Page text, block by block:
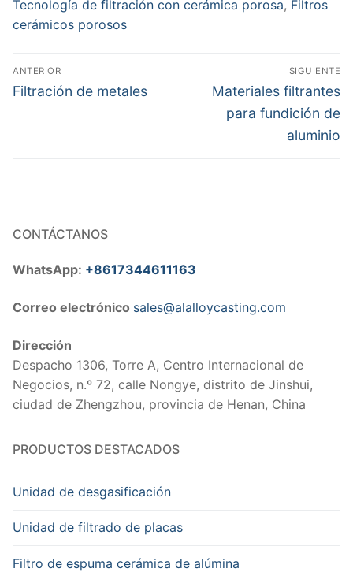
Tecnología de filtración con cerámica porosa, Filtros
cerámicos porosos
Navegación
de
ANTERIOR
Entrada
Filtración de metales
SIGUIENTE
Entrada
siguiente:
Materiales filtrantes
para fundición de
aluminio
CONTÁCTANOS
WhatsApp: +8617344611163
Correo electrónico sales@alalloycasting.com
Dirección
Despacho 1306, Torre A, Centro Internacional de
Negocios, n.º 72, calle Nongye, distrito de Jinshui,
ciudad de Zhengzhou, provincia de Henan, China
PRODUCTOS DESTACADOS
Unidad de desgasificación
Unidad de filtrado de placas
Filtro de espuma cerámica de alúmina